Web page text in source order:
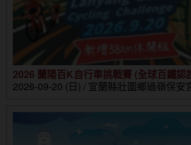
2026 蘭陽百K自行車挑戰賽 (全球百鐵認
2026-09-20 (日) / 宜蘭縣壯圍鄉過嶺保安